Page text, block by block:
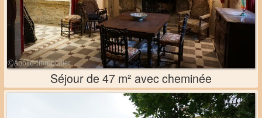
Séjour de 47 m² avec cheminée